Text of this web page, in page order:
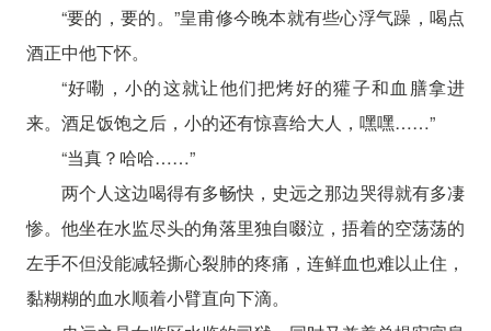
“要的，要的。”皇甫修今晚本就有些心浮气躁，喝点
酒正中他下怀。
“好嘞，小的这就让他们把烤好的獾子和血膳拿进
来。酒足饭饱之后，小的还有惊喜给大人，嘿嘿……”
“当真？哈哈……”
两个人这边喝得有多畅快，史远之那边哭得就有多凄
惨。他坐在水监尽头的角落里独自啜泣，捂着的空荡荡的
左手不但没能减轻撕心裂肺的疼痛，连鲜血也难以止住，
黏糊糊的血水顺着小臂直向下滴。